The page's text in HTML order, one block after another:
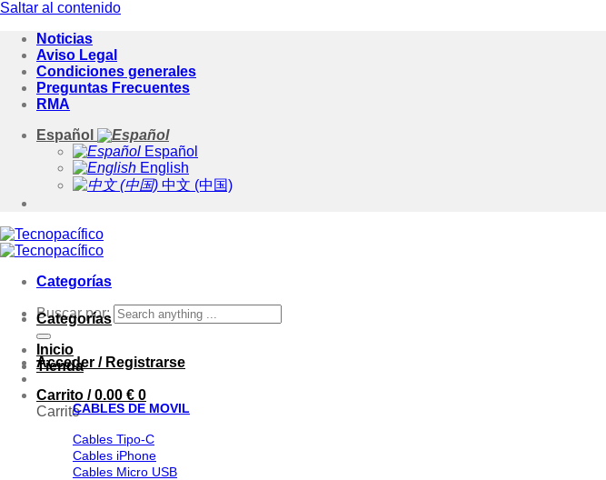
Saltar al contenido
Noticias
Aviso Legal
Condiciones generales
Preguntas Frecuentes
RMA
Español
Español
English
中文 (中国)
Categorías
Buscar por:
Acceder / Registrarse
Carrito /0.00 € 0
Carrito
Categorías
Inicio
Tienda
CABLES DE MOVIL
Cables Tipo-C
Cables iPhone
Cables Micro USB